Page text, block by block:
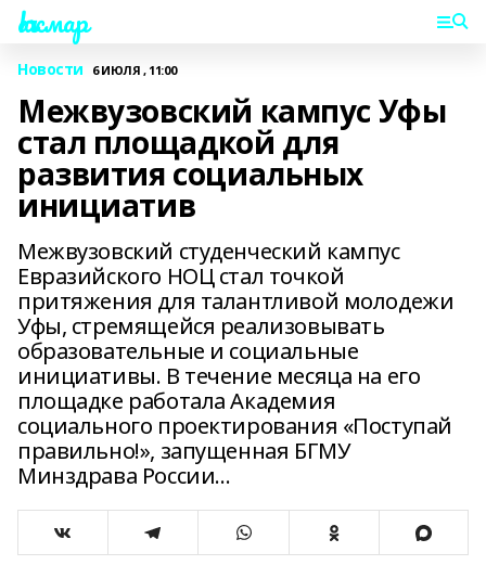
Һаҡмар
Новости 6 ИЮЛЯ , 11:00
Межвузовский кампус Уфы
стал площадкой для
развития социальных
инициатив
Межвузовский студенческий кампус
Евразийского НОЦ стал точкой
притяжения для талантливой молодежи
Уфы, стремящейся реализовывать
образовательные и социальные
инициативы. В течение месяца на его
площадке работала Академия
социального проектирования «Поступай
правильно!», запущенная БГМУ
Минздрава России…